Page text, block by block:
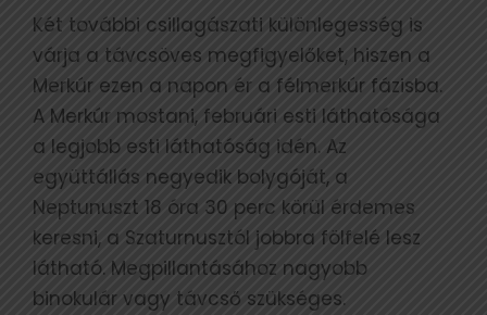
Két további csillagászati különlegesség is
várja a távcsöves megfigyelőket, hiszen a
Merkúr ezen a napon ér a félmerkúr fázisba.
A Merkúr mostani, februári esti láthatósága
a legjobb esti láthatóság idén. Az
együttállás negyedik bolygóját, a
Neptunuszt 18 óra 30 perc körül érdemes
keresni, a Szaturnusztól jobbra fölfelé lesz
látható. Megpillantásához nagyobb
binokulár vagy távcső szükséges.